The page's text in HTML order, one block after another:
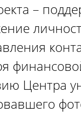
–
Центра